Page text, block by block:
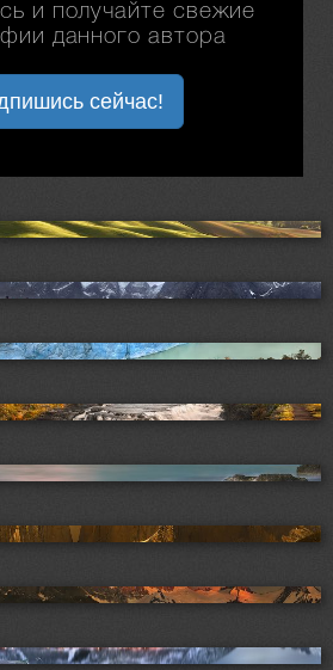
и получайте свежие
данного автора
сейчас!